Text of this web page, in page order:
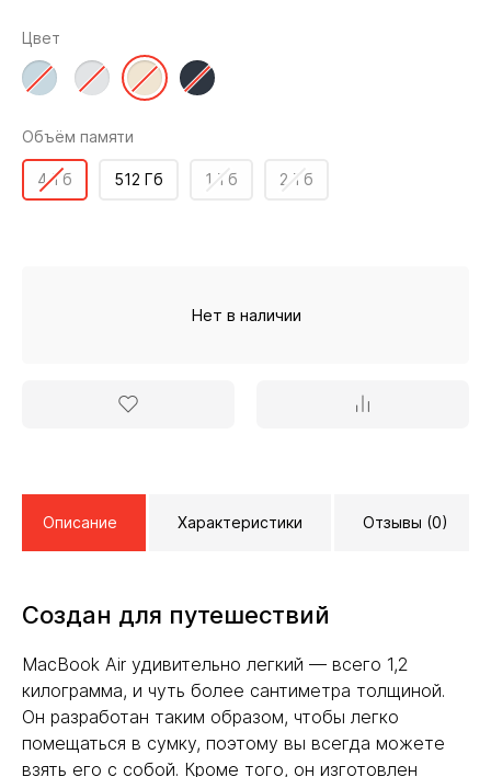
Цвет
Объём памяти
4 Тб 1 Тб 2 Тб
512 Гб
Нет в наличии
Описание Характеристики Отзывы (0)
Создан для путешествий
MacBook Air удивительно легкий — всего 1,2
килограмма, и чуть более сантиметра толщиной.
Он разработан таким образом, чтобы легко
помещаться в сумку, поэтому вы всегда можете
взять его с собой. Кроме того, он изготовлен